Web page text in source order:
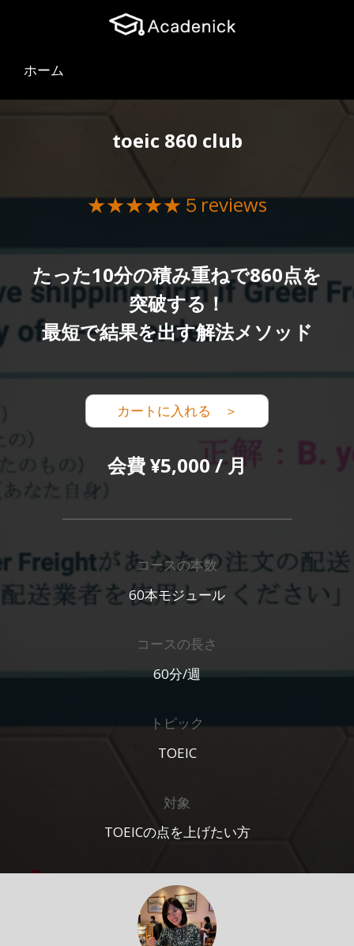
ホーム
toeic 860 club
★★★★★５reviews
たった10分の積み重ねで860点を
突破する！
最短で結果を出す解法メソッド
カートに入れる ＞
会費 ¥5,000 / 月
コースの本数
60本モジュール
コースの長さ
60分/週
トピック
TOEIC
対象
TOEICの点を上げたい方